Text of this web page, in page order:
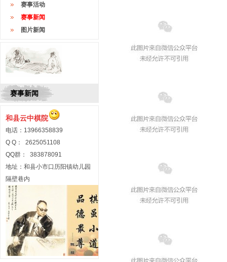
赛事活动
赛事新闻
图片新闻
赛事新闻
和县云中棋院
电话：13966358839
Q Q： 2625051108
QQ群： 383878091
地址：和县小市口历阳镇幼儿园
隔壁巷内